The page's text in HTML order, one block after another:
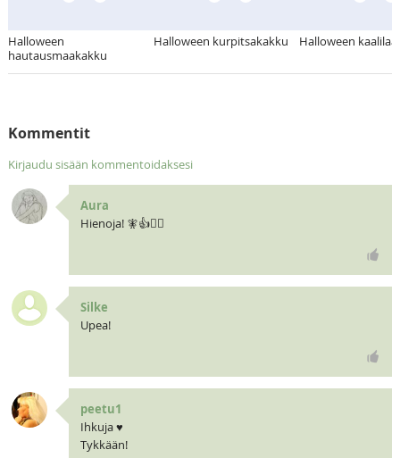
Halloween
hautausmaakakku
Halloween kurpitsakakku Halloween
Kommentit
Kirjaudu sisään kommentoidaksesi
Aura
Hienoja! 🧚👍🏴‍☠️
Silke
Upea!
peetu1
Ihkuja ♥
Tykkään!